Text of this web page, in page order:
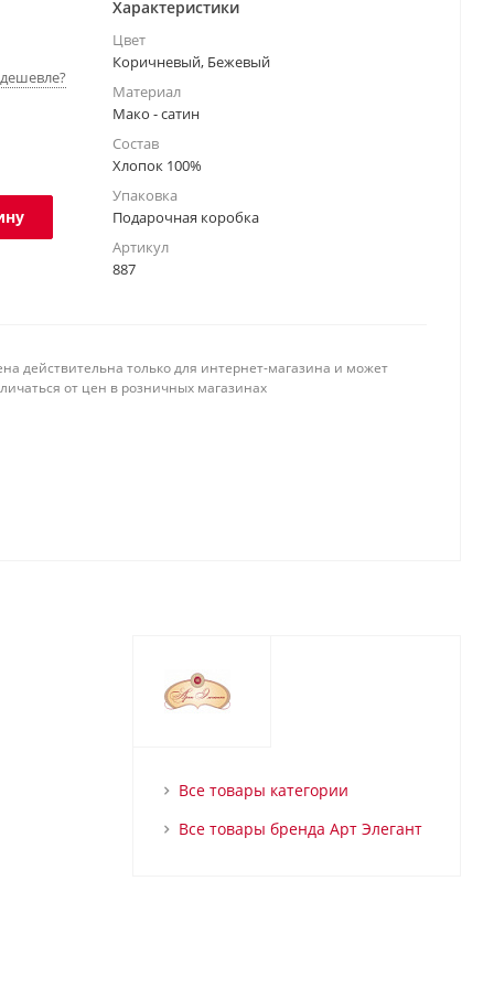
Характеристики
Цвет
Коричневый, Бежевый
Материал
Мако - сатин
Состав
Хлопок 100%
Упаковка
Подарочная коробка
Артикул
887
действительна только для интернет-магазина и может
от цен в розничных магазинах
Все товары категории
Все товары бренда Арт Элегант